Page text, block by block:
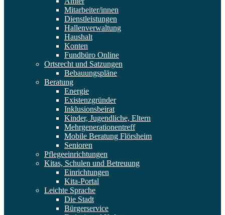
Mitarbeiter/innen
Dienstleistungen
Hallenverwaltung
Haushalt
Konten
Fundbüro Online
Ortsrecht und Satzungen
Bebauungspläne
Beratung
Energie
Existenzgründer
Inklusionsbeirat
Kinder, Jugendliche, Eltern
Mehrgenerationentreff
Mobile Beratung Flörsheim
Senioren
Pflegeeinrichtungen
Kitas, Schulen und Betreuung
Einrichtungen
Kita-Portal
Leichte Sprache
Die Stadt
Bürgerservice